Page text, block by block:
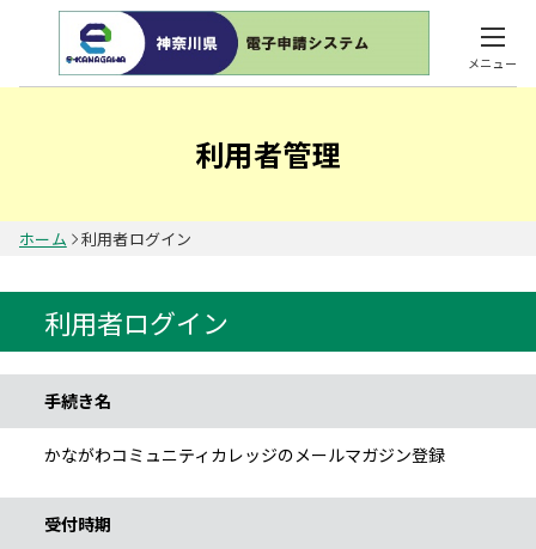
メニュー
利用者管理
ホーム 利用者ログイン
利用者ログイン
手続き名
かながわコミュニティカレッジのメールマガジン登録
受付時期